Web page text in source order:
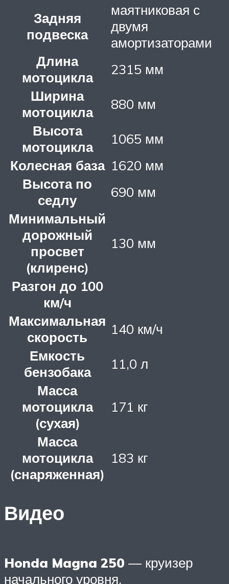
Задняя
подвеска
маятниковая с
двумя
амортизаторами
Длина
мотоцикла
2315 мм
Ширина
мотоцикла
880 мм
Высота
мотоцикла
1065 мм
Колесная база 1620 мм
Высота по
седлу
690 мм
Минимальный
дорожный
просвет
(клиренс)
130 мм
Разгон до 100
км/ч
Максимальная
скорость
140 км/ч
Емкость
бензобака
11,0 л
Масса
мотоцикла
(сухая)
171 кг
Масса
мотоцикла
(снаряженная)
183 кг
Видео
Honda Magna 250 — круизер
начального уровня,